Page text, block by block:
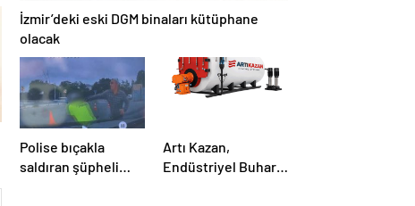
İzmir’deki eski DGM binaları kütüphane
olacak
Polise bıçakla
saldıran şüpheli
Artı Kazan,
Endüstriyel Buhar